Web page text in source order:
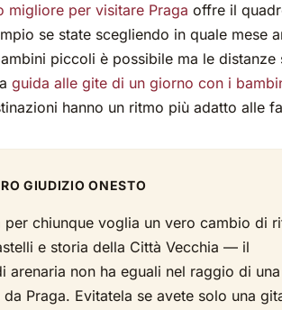
migliore per visitare Praga offre il
se state scegliendo in quale mese
piccoli è possibile ma le distanze
guida alle gite di un giorno con i
hanno un ritmo più adatto alle
GIUDIZIO ONESTO
per chiunque voglia un vero cambio di
e storia della Città Vecchia — il
arenaria non ha eguali nel raggio di
Praga. Evitatela se avete solo una